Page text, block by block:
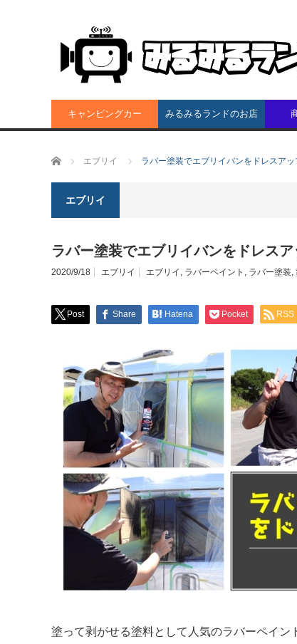
キャンピングカー みるみるランドのお店
ホーム エブリイ ラバー塗装でエブリイバンをドレスア
エブリイ
ラバー塗装でエブリイバンをドレス
2020/9/18 エブリイ エブリイ , ラバーペイント , ラバー塗装,
Post Share Hatena Pocket RSS
塗って剥がせる塗料として人気のラバーペイン